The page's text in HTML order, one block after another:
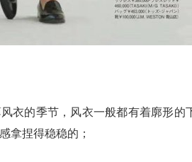
的季节，风衣一般都有着廓形的
拿捏得稳稳的；